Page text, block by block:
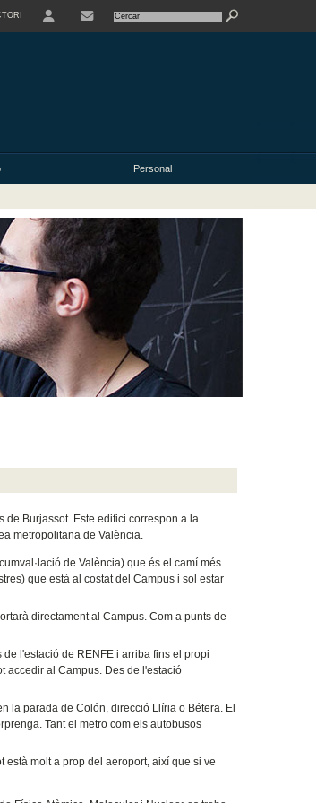
Personal
de Burjassot. Este edifici correspon a la
metropolitana de València.
de València) que és el camí més
que està al costat del Campus i sol estar
directament al Campus. Com a punts de
l'estació de RENFE i arriba fins el propi
accedir al Campus. Des de l'estació
la parada de Colón, direcció Llíria o Bétera. El
Tant el metro com els autobusos
molt a prop del aeroport, així que si ve